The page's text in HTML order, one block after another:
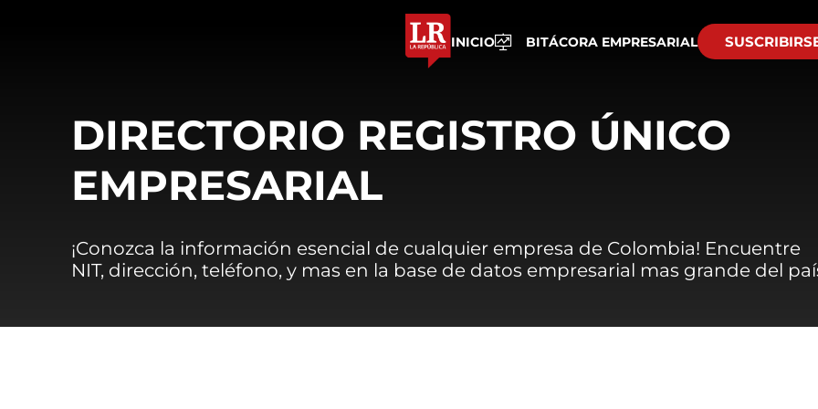
INICIO BITÁCORA EMPRESARIAL
DIRECTORIO REGISTRO ÚNICO
EMPRESARIAL
¡Conozca la información esencial de cualquier empresa de Colombia! Encuentre
NIT, dirección, teléfono, y mas en la base de datos empresarial mas grande del